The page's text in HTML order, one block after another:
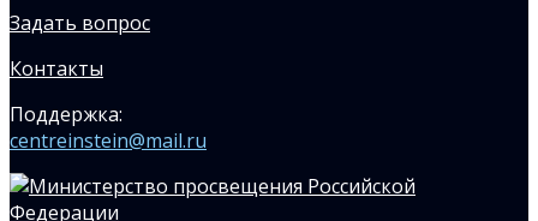
Задать вопрос
Контакты
Поддержка:
centreinstein@mail.ru